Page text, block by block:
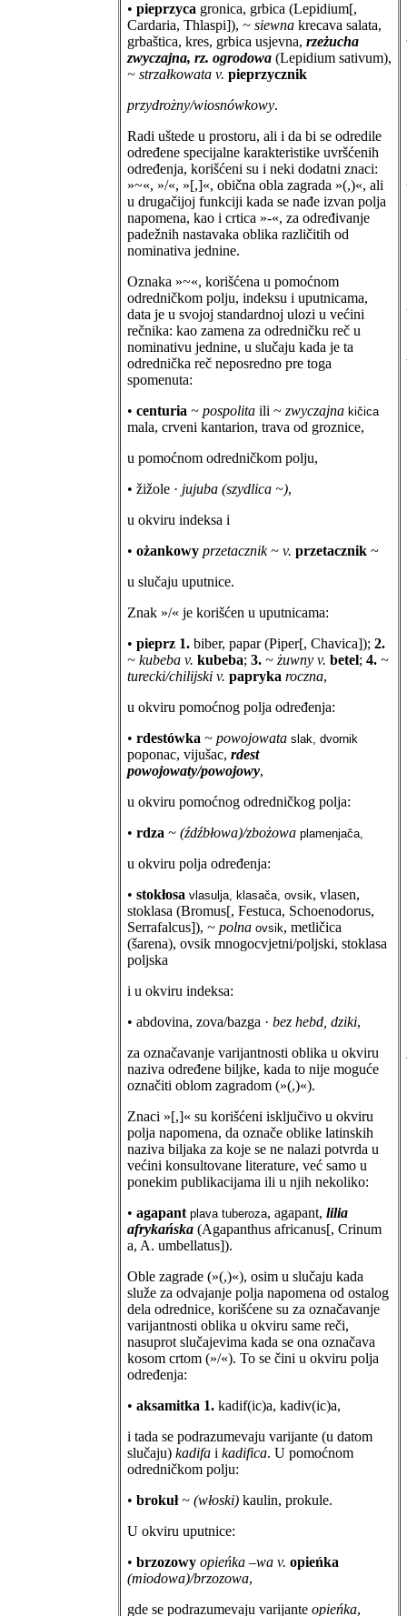
• pieprzyca gronica, grbica (Lepidium[,
Cardaria, Thlaspi]), ~ siewna krecava salata,
grbaštica, kres, grbica usjevna, rzeżucha
zwyczajna, rz. ogrodowa (Lepidium sativum),
~ strzałkowata v. pieprzycznik
przydrożny/wiosnówkowy.
Radi uštede u prostoru, ali i da bi se odredile
određene specijalne karakteristike uvršćenih
određenja, korišćeni su i neki dodatni znaci:
»~«, »/«, »[,]«, obična obla zagrada »(,)«, ali
u drugačijoj funkciji kada se nađe izvan polja
napomena, kao i crtica »-«, za određivanje
padežnih nastavaka oblika različitih od
nominativa jednine.
Oznaka »~«, korišćena u pomoćnom
odredničkom polju, indeksu i uputnicama,
data je u svojoj standardnoj ulozi u većini
rečnika: kao zamena za odredničku reč u
nominativu jednine, u slučaju kada je ta
odrednička reč neposredno pre toga
spomenuta:
• centuria ~ pospolita ili ~ zwyczajna kičica
mala, crveni kantarion, trava od groznice,
u pomoćnom odredničkom polju,
• žižole · jujuba (szydlica ~),
u okviru indeksa i
• ożankowy przetacznik ~ v. przetacznik ~
u slučaju uputnice.
Znak »/« je korišćen u uputnicama:
• pieprz 1. biber, papar (Piper[, Chavica]); 2.
~ kubeba v. kubeba; 3. ~ żuwny v. betel; 4. ~
turecki/chilijski v. papryka roczna,
u okviru pomoćnog polja određenja:
• rdestówka ~ powojowata slak, dvornik
poponac, vijušac, rdest
powojowaty/powojowy,
u okviru pomoćnog odredničkog polja:
• rdza ~ (źdźbłowa)/zbożowa plamenjača,
u okviru polja određenja:
• stokłosa vlasulja, klasača, ovsik, vlasen,
stoklasa (Bromus[, Festuca, Schoenodorus,
Serrafalcus]), ~ polna ovsik, metličica
(šarena), ovsik mnogocvjetni/poljski, stoklasa
poljska
i u okviru indeksa:
• abdovina, zova/bazga · bez hebd, dziki,
za označavanje varijantnosti oblika u okviru
naziva određene biljke, kada to nije moguće
označiti oblom zagradom (»(,)«).
Znaci »[,]« su korišćeni isključivo u okviru
polja napomena, da označe oblike latinskih
naziva biljaka za koje se ne nalazi potvrda u
većini konsultovane literature, već samo u
ponekim publikacijama ili u njih nekoliko:
• agapant plava tuberoza, agapant, lilia
afrykańska (Agapanthus africanus[, Crinum
a, A. umbellatus]).
Oble zagrade (»(,)«), osim u slučaju kada
služe za odvajanje polja napomena od ostalog
dela odrednice, korišćene su za označavanje
varijantnosti oblika u okviru same reči,
nasuprot slučajevima kada se ona označava
kosom crtom (»/«). To se čini u okviru polja
određenja:
• aksamitka 1. kadif(ic)a, kadiv(ic)a,
i tada se podrazumevaju varijante (u datom
slučaju) kadifa i kadifica. U pomoćnom
odredničkom polju:
• brokuł ~ (włoski) kaulin, prokule.
U okviru uputnice:
• brzozowy opieńka –wa v. opieńka
(miodowa)/brzozowa,
gde se podrazumevaju varijante opieńka,